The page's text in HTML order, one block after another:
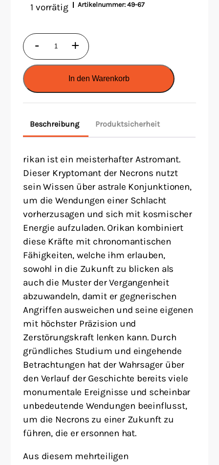
1 vorrätig Artikelnummer:49-67
-
Orikan
Menge
+
In den Warenkorb
Beschreibung Produktsicherheit
rikan ist ein meisterhafter Astromant.
Dieser Kryptomant der Necrons nutzt
sein Wissen über astrale Konjunktionen,
um die Wendungen einer Schlacht
vorherzusagen und sich mit kosmischer
Energie aufzuladen. Orikan kombiniert
diese Kräfte mit chronomantischen
Fähigkeiten, welche ihm erlauben,
sowohl in die Zukunft zu blicken als
auch die Muster der Vergangenheit
abzuwandeln, damit er gegnerischen
Angriffen ausweichen und seine eigenen
mit höchster Präzision und
Zerstörungskraft lenken kann. Durch
gründliches Studium und eingehende
Betrachtungen hat der Wahrsager über
den Verlauf der Geschichte bereits viele
monumentale Ereignisse und scheinbar
unbedeutende Wendungen beeinflusst,
um die Necrons zu einer Zukunft zu
führen, die er ersonnen hat.
Aus diesem mehrteiligen